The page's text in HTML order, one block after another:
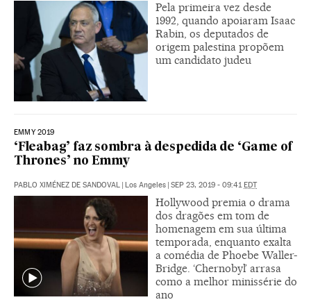
Pela primeira vez desde
1992, quando apoiaram Isaac
Rabin, os deputados de
origem palestina propõem
um candidato judeu
EMMY 2019
‘Fleabag’ faz sombra à despedida de ‘Game of
Thrones’ no Emmy
PABLO XIMÉNEZ DE SANDOVAL | Los Angeles | SEP 23, 2019 - 09:41EDT
Hollywood premia o drama
dos dragões em tom de
homenagem em sua última
temporada, enquanto exalta
a comédia de Phoebe Waller-
Bridge. ‘Chernobyl’ arrasa
como a melhor minissérie do
ano